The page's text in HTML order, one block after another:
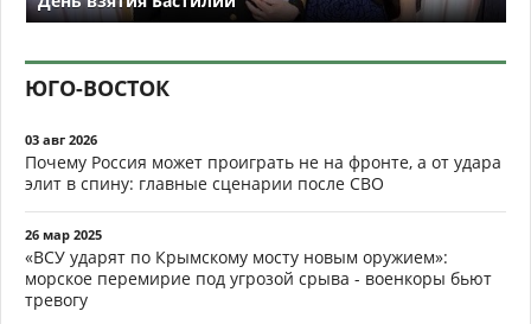
ЮГО-ВОСТОК
03 авг 2026
Почему Россия может проиграть не на фронте, а от удара
элит в спину: главные сценарии после СВО
26 мар 2025
«ВСУ ударят по Крымскому мосту новым оружием»:
морское перемирие под угрозой срыва - военкоры бьют
тревогу